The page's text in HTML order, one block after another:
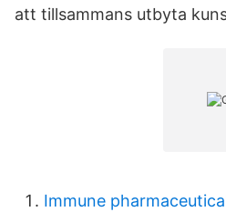
att tillsammans utbyta
Immune